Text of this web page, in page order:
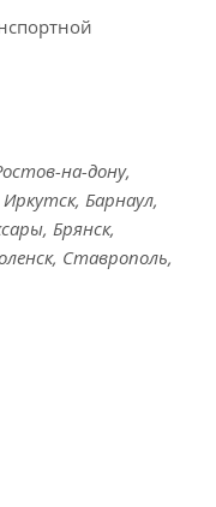
на-дону,
Барнаул,
Брянск,
Ставрополь,